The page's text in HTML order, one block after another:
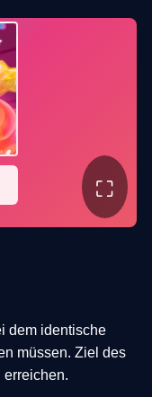
⛶
dem identische
müssen. Ziel des
erreichen.